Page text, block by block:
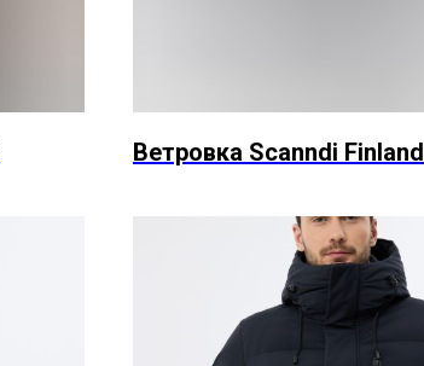
Ветровка Scanndi Finland